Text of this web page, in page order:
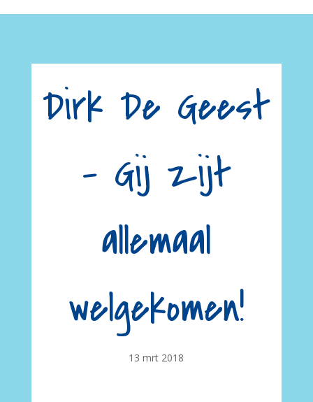
Dirk De Geest
– Gij zijt
allemaal
welgekomen!
13 mrt 2018